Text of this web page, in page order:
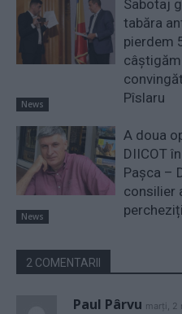
News
Sabotaj
tabăra
pierdem
Pîslaru
News
A doua
DIICOT
Pașca –
consilier
2 COMENTARII
Paul Pârvu marți, 2